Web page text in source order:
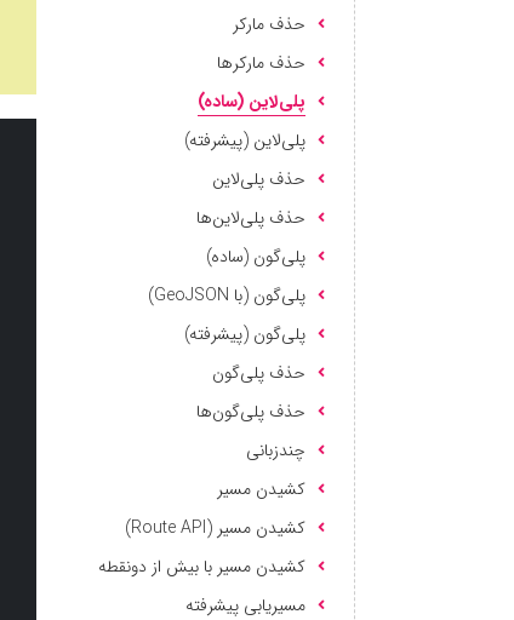
حذف مارکر
حذف مارکرها
پلی‌لاین (ساده)
پلی‌لاین (پیشرفته)
حذف پلی‌لاین
حذف پلی‌لاین‌ها
پلی‌گون (ساده)
پلی‌گون (با GeoJSON)
پلی‌گون (پیشرفته)
حذف پلی‌گون
حذف پلی‌گون‌ها
چندزبانی
کشیدن مسیر
کشیدن مسیر (Route API)
کشیدن مسیر با بیش از دونقطه
مسیریابی پیشرفته